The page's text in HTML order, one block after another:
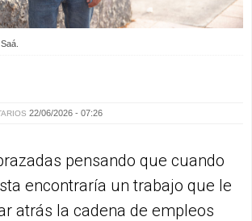
22/06/2026 - 07:26
pensando que cuando
encontraría un trabajo que le
atrás la cadena de empleos